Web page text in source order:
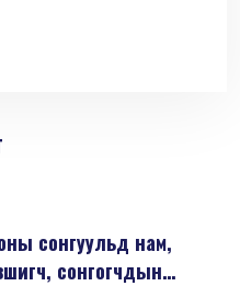
сонгуульд нам,
сонгогчдын